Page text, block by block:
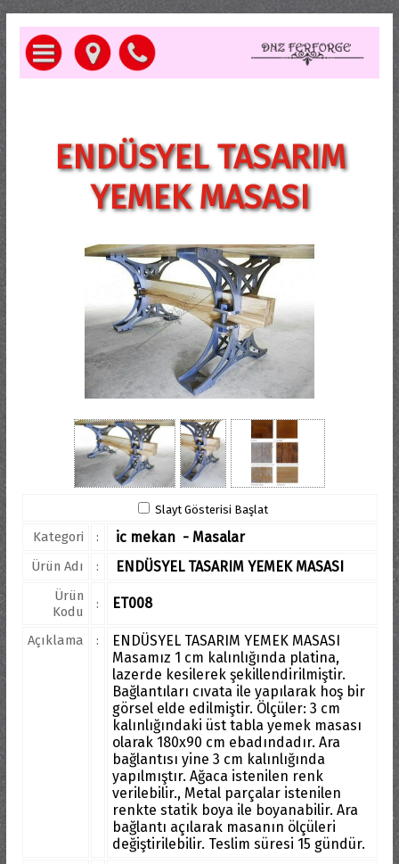
ENDÜSYEL TASARIM
YEMEK MASASI
Slayt Gösterisi Başlat
Kategori : ic mekan - Masalar
Ürün Adı : ENDÜSYEL TASARIM YEMEK MASASI
Ürün
Kodu
: ET008
Açıklama :
ENDÜSYEL TASARIM YEMEK MASASI
Masamız 1 cm kalınlığında platina,
lazerde kesilerek şekillendirilmiştir.
Bağlantıları cıvata ile yapılarak hoş bir
görsel elde edilmiştir. Ölçüler: 3 cm
kalınlığındaki üst tabla yemek masası
olarak 180x90 cm ebadındadır. Ara
bağlantısı yine 3 cm kalınlığında
yapılmıştır. Ağaca istenilen renk
verilebilir., Metal parçalar istenilen
renkte statik boya ile boyanabilir. Ara
bağlantı açılarak masanın ölçüleri
değiştirilebilir. Teslim süresi 15 gündür.